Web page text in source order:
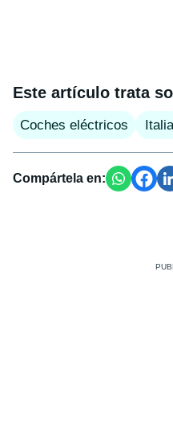
Este artículo trata
Coches eléctricos Italia
Compártela en: